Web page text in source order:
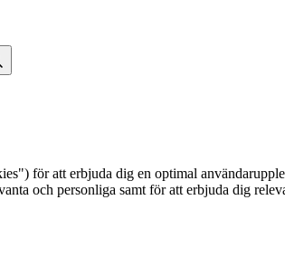
för att erbjuda dig en optimal
och personliga samt för att erbjuda dig